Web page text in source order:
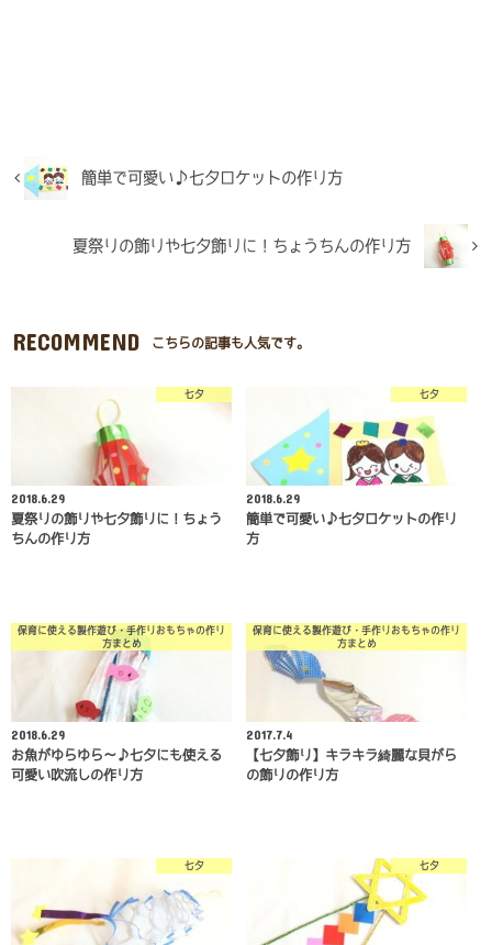
簡単で可愛い♪七夕ロケットの作り方
夏祭りの飾りや七夕飾りに！ちょうちんの作り方
RECOMMEND こちらの記事も人気です。
七夕
2018.6.29
夏祭りの飾りや七夕飾りに！ちょう
ちんの作り方
七夕
2018.6.29
簡単で可愛い♪七夕ロケットの作り
方
保育に使える製作遊び・手作りおもちゃの作り
方まとめ
2018.6.29
お魚がゆらゆら～♪七夕にも使える
可愛い吹流しの作り方
保育に使える製作遊び・手作りおもちゃの作り
方まとめ
2017.7.4
【七夕飾り】キラキラ綺麗な貝がら
の飾りの作り方
七夕 七夕